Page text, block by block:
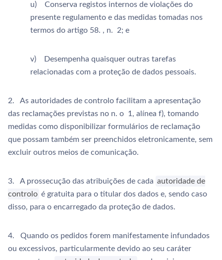
u) Conserva registos internos de violações do
presente regulamento e das medidas tomadas nos
termos do artigo 58. , n. 2; e
v) Desempenha quaisquer outras tarefas
relacionadas com a proteção de dados pessoais.
2. As autoridades de controlo facilitam a apresentação
das reclamações previstas no n. o 1, alínea f), tomando
medidas como disponibilizar formulários de reclamação
que possam também ser preenchidos eletronicamente, sem
excluir outros meios de comunicação.
3. A prossecução das atribuições de cada autoridade de
controlo é gratuita para o titular dos dados e, sendo caso
disso, para o encarregado da proteção de dados.
4. Quando os pedidos forem manifestamente infundados
ou excessivos, particularmente devido ao seu caráter